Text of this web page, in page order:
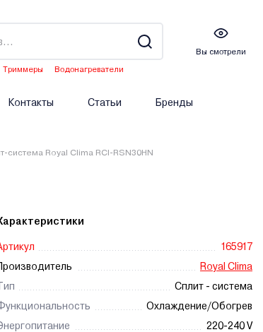
Триммеры
Водонагреватели
Вы смотрели
Контакты Статьи Бренды
система Royal Clima RCI-RSN30HN
165917
Royal Clima
Сплит - система
Охлаждение/Обогрев
220-240 V